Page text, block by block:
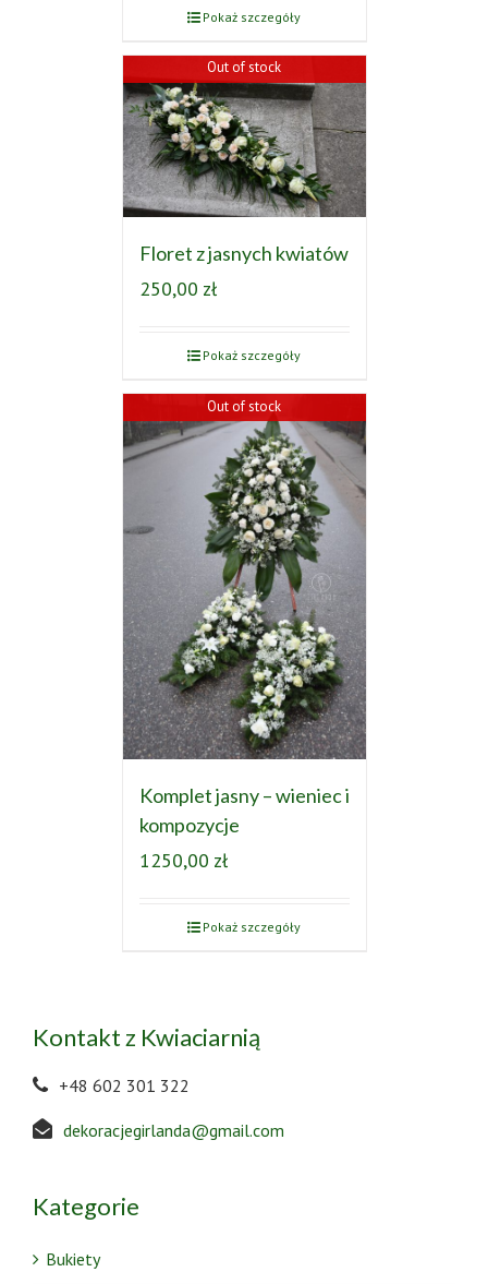
Pokaż szczegóły
Out of stock
Floret z jasnych kwiatów
250,00 zł
Pokaż szczegóły
Out of stock
Komplet jasny – wieniec i
kompozycje
1250,00 zł
Pokaż szczegóły
Kontakt z Kwiaciarnią
+48 602 301 322
dekoracjegirlanda@gmail.com
Kategorie
Bukiety